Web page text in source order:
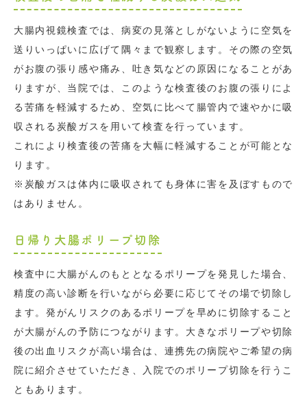
大腸内視鏡検査では、病変の見落としがないように空気を
送りいっぱいに広げて隅々まで観察します。その際の空気
がお腹の張り感や痛み、吐き気などの原因になることがあ
りますが、当院では、このような検査後のお腹の張りによ
る苦痛を軽減するため、空気に比べて腸管内で速やかに吸
収される炭酸ガスを用いて検査を行っています。
これにより検査後の苦痛を大幅に軽減することが可能とな
ります。
※炭酸ガスは体内に吸収されても身体に害を及ぼすもので
はありません。
日帰り大腸ポリープ切除
検査中に大腸がんのもととなるポリープを発見した場合、
精度の高い診断を行いながら必要に応じてその場で切除し
ます。発がんリスクのあるポリープを早めに切除すること
が大腸がんの予防につながります。大きなポリープや切除
後の出血リスクが高い場合は、連携先の病院やご希望の病
院に紹介させていただき、入院でのポリープ切除を行うこ
ともあります。